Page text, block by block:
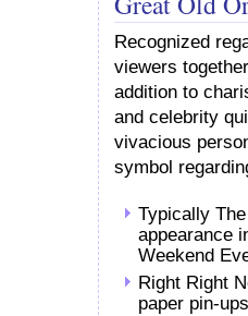
Recognized
viewers
addition to
and celebrity
vivacious
symbol
Typically
appearance
Weekend
Right Right
paper pin-